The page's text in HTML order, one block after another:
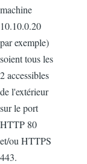
machine
10.10.0.20
par exemple)
soient tous les
2 accessibles
de l'extérieur
sur le port
HTTP 80
et/ou HTTPS
443.